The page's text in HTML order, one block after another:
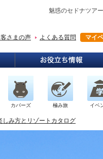
魅惑のセドナツア
さまの声 よくある質問 マイ
カバーズ 極み旅 イベ
しみ方とリゾートカタログ